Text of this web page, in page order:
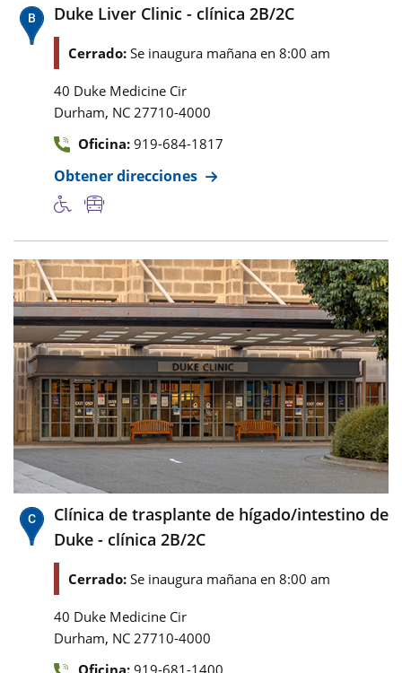
Duke Liver Clinic - clínica 2B/2C
Cerrado: Se inaugura mañana en 8:00 am
40 Duke Medicine Cir
Durham, NC 27710-4000
Oficina: 919-684-1817
Obtener direcciones
Clínica de trasplante de hígado/intestino de
Duke - clínica 2B/2C
Cerrado: Se inaugura mañana en 8:00 am
40 Duke Medicine Cir
Durham, NC 27710-4000
Oficina: 919-681-1400